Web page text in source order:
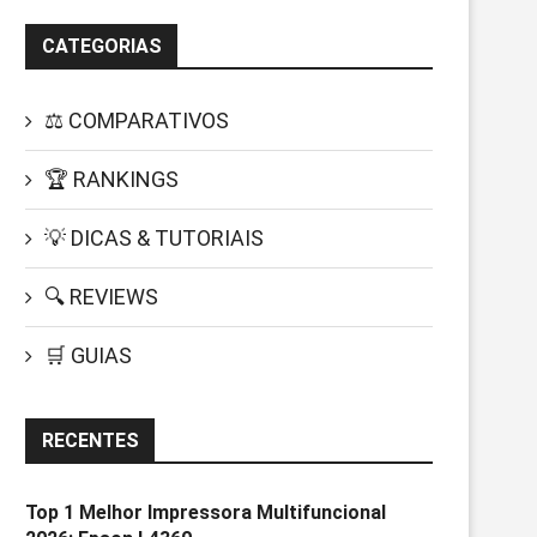
CATEGORIAS
⚖️ COMPARATIVOS
🏆 RANKINGS
💡 DICAS & TUTORIAIS
🔍 REVIEWS
🛒 GUIAS
RECENTES
Top 1 Melhor Impressora Multifuncional